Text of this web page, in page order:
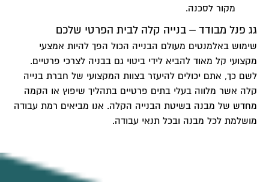
מקור לסכנה.
גג פנל מבודד – בנייה קלה לבית הפרטי שלכם
שימוש באלמנטים מעולם הבנייה הכול הפך להיות אמצעי
מקצועי קל מאוד להביא לידי ביטוי גם בבניה לצרכי פרטיים.
לשם כך, אתם יכולים להיעזר בצוות המקצועי של חברת בנייה
קלה אשר מלווה בעלי בתים פרטיים בתהליך שיפוץ או הקמה
מחדש של מבנה בשיטת הבנייה הקלה. אנו מביאים רמת עבודה
מושלמת לכל מבנה ובכל תנאי עבודה.